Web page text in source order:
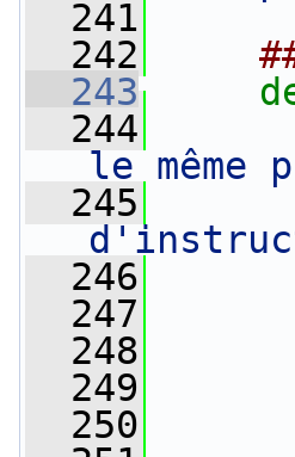
  241
  242
  243
  244
le même
  245
  246
  247
  248
  249
  250